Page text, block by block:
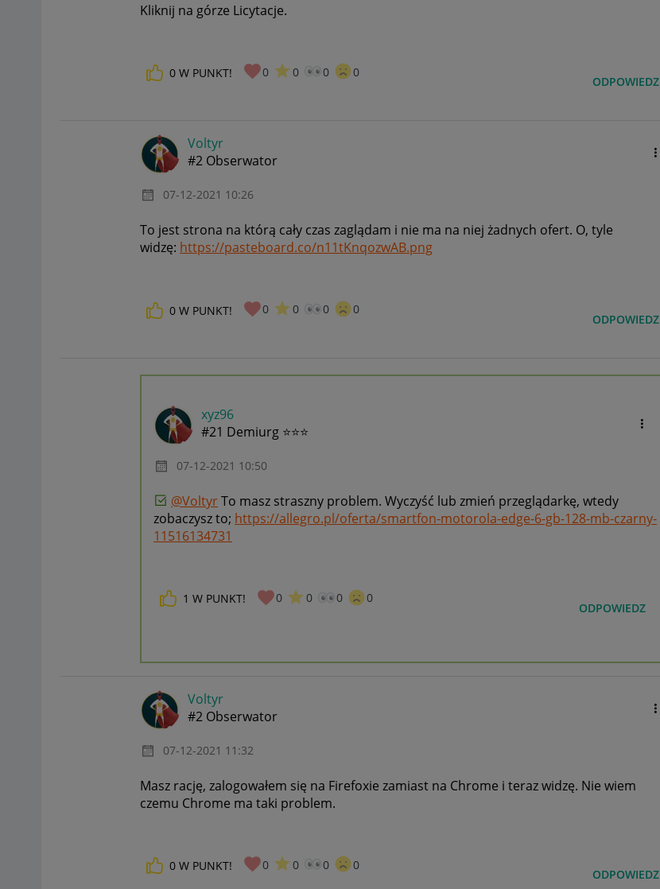
Kliknij na górze Licytacje.
0 W PUNKT! 0 0 0 0
ODPOWIEDZ
Voltyr
#2 Obserwator
‎07-12-2021 10:26
To jest strona na którą cały czas zaglądam i nie ma na niej żadnych ofert. O, tyle
widzę: https://pasteboard.co/n11tKnqozwAB.png
0 W PUNKT! 0 0 0 0
ODPOWIEDZ
xyz96
#21 Demiurg ⭐⭐⭐
‎07-12-2021 10:50
@VoltyrTo masz straszny problem. Wyczyść lub zmień przeglądarkę, wtedy
zobaczysz to; https://allegro.pl/oferta/smartfon-motorola-edge-6-gb-128-mb-czarny-
11516134731
1 W PUNKT! 0 0 0 0
ODPOWIEDZ
Voltyr
#2 Obserwator
‎07-12-2021 11:32
Masz rację, zalogowałem się na Firefoxie zamiast na Chrome i teraz widzę. Nie wiem
czemu Chrome ma taki problem.
0 W PUNKT! 0 0 0 0
ODPOWIEDZ